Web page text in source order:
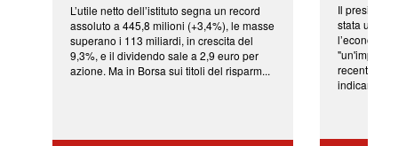
L’utile netto dell’istituto segna un record
assoluto a 445,8 milioni (+3,4%), le masse
superano i 113 miliardi, in crescita del
9,3%, e il dividendo sale a 2,9 euro per
azione. Ma in Borsa sui titoli del risparm...
Il
stata una
l’economia
recenti
indicano